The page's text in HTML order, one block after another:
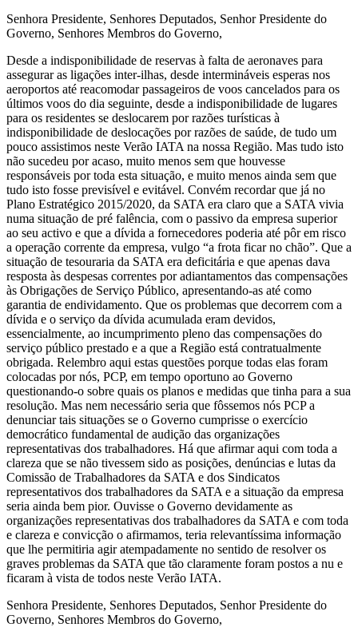
Senhora Presidente, Senhores Deputados, Senhor Presidente do
Governo, Senhores Membros do Governo,
Desde a indisponibilidade de reservas à falta de aeronaves para
assegurar as ligações inter-ilhas, desde intermináveis esperas nos
aeroportos até reacomodar passageiros de voos cancelados para os
últimos voos do dia seguinte, desde a indisponibilidade de lugares
para os residentes se deslocarem por razões turísticas à
indisponibilidade de deslocações por razões de saúde, de tudo um
pouco assistimos neste Verão IATA na nossa Região. Mas tudo isto
não sucedeu por acaso, muito menos sem que houvesse
responsáveis por toda esta situação, e muito menos ainda sem que
tudo isto fosse previsível e evitável. Convém recordar que já no
Plano Estratégico 2015/2020, da SATA era claro que a SATA vivia
numa situação de pré falência, com o passivo da empresa superior
ao seu activo e que a dívida a fornecedores poderia até pôr em risco
a operação corrente da empresa, vulgo “a frota ficar no chão”. Que a
situação de tesouraria da SATA era deficitária e que apenas dava
resposta às despesas correntes por adiantamentos das compensações
às Obrigações de Serviço Público, apresentando-as até como
garantia de endividamento. Que os problemas que decorrem com a
dívida e o serviço da dívida acumulada eram devidos,
essencialmente, ao incumprimento pleno das compensações do
serviço público prestado e a que a Região está contratualmente
obrigada. Relembro aqui estas questões porque todas elas foram
colocadas por nós, PCP, em tempo oportuno ao Governo
questionando-o sobre quais os planos e medidas que tinha para a sua
resolução. Mas nem necessário seria que fôssemos nós PCP a
denunciar tais situações se o Governo cumprisse o exercício
democrático fundamental de audição das organizações
representativas dos trabalhadores. Há que afirmar aqui com toda a
clareza que se não tivessem sido as posições, denúncias e lutas da
Comissão de Trabalhadores da SATA e dos Sindicatos
representativos dos trabalhadores da SATA e a situação da empresa
seria ainda bem pior. Ouvisse o Governo devidamente as
organizações representativas dos trabalhadores da SATA e com toda
e clareza e convicção o afirmamos, teria relevantíssima informação
que lhe permitiria agir atempadamente no sentido de resolver os
graves problemas da SATA que tão claramente foram postos a nu e
ficaram à vista de todos neste Verão IATA.
Senhora Presidente, Senhores Deputados, Senhor Presidente do
Governo, Senhores Membros do Governo,